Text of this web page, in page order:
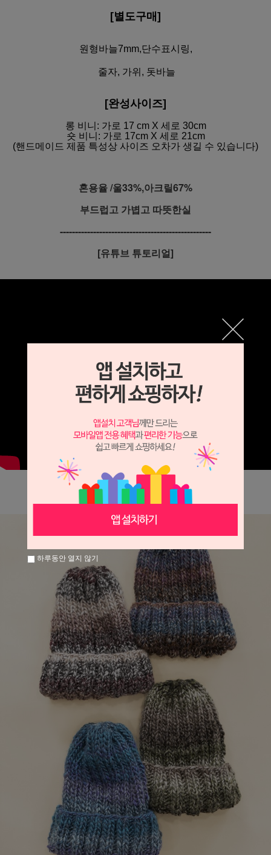
[별도구매]
원형바늘7mm,단수표시링,
줄자, 가위, 돗바늘
[완성사이즈]
롱 비니: 가로 17 cm X 세로 30cm
숏 비니: 가로 17cm X 세로 21cm
(핸드메이드 제품 특성상 사이즈 오차가 생길 수 있습니다)
혼용율 /울33%,아크릴67%
부드럽고 가볍고 따뜻한실
--------------------------------------------------
[유튜브 튜토리얼]
하루동안 열지 않기